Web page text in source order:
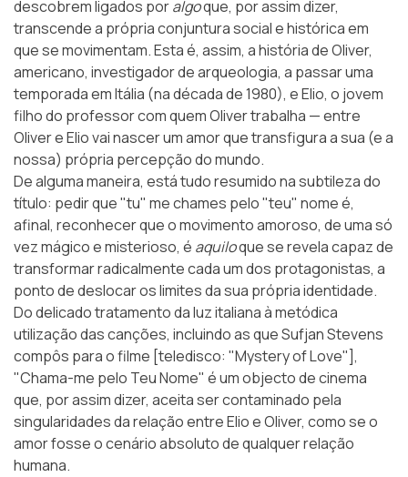
descobrem ligados poralgoque, por assim dizer,
transcende a própria conjuntura social e histórica em
que se movimentam. Esta é, assim, a história de Oliver,
americano, investigador de arqueologia, a passar uma
temporada em Itália (na década de 1980), e Elio, o jovem
filho do professor com quem Oliver trabalha — entre
Oliver e Elio vai nascer um amor que transfigura a sua (e a
nossa) própria percepção do mundo.
De alguma maneira, está tudo resumido na subtileza do
título: pedir que "tu" me chames pelo "teu" nome é,
afinal, reconhecer que o movimento amoroso, de uma só
vez mágico e misterioso, é aquiloque se revela capaz de
transformar radicalmente cada um dos protagonistas, a
ponto de deslocar os limites da sua própria identidade.
Do delicado tratamento da luz italiana à metódica
utilização das canções, incluindo as que Sufjan Stevens
compôs para o filme [teledisco: "Mystery of Love"],
"Chama-me pelo Teu Nome" é um objecto de cinema
que, por assim dizer, aceita ser contaminado pela
singularidades da relação entre Elio e Oliver, como se o
amor fosse o cenário absoluto de qualquer relação
humana.